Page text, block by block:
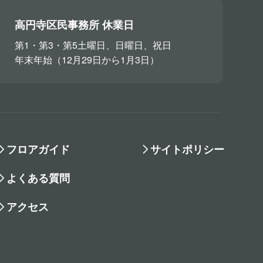
高円寺区民事務所 休業日
第1・第3・第5土曜日、日曜日、祝日
年末年始（12月29日から1月3日）
フロアガイド
よくある質問
アクセス
サイトポリシー